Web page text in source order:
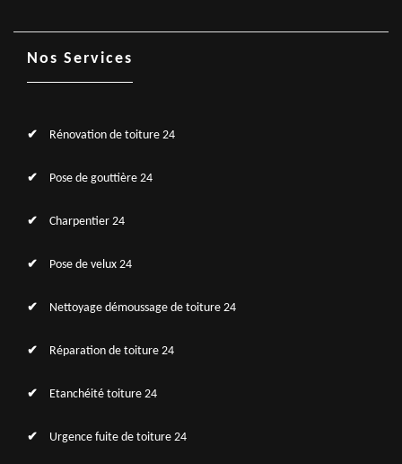
Nos Services
Rénovation de toiture 24
Pose de gouttière 24
Charpentier 24
Pose de velux 24
Nettoyage démoussage de toiture 24
Réparation de toiture 24
Etanchéité toiture 24
Urgence fuite de toiture 24